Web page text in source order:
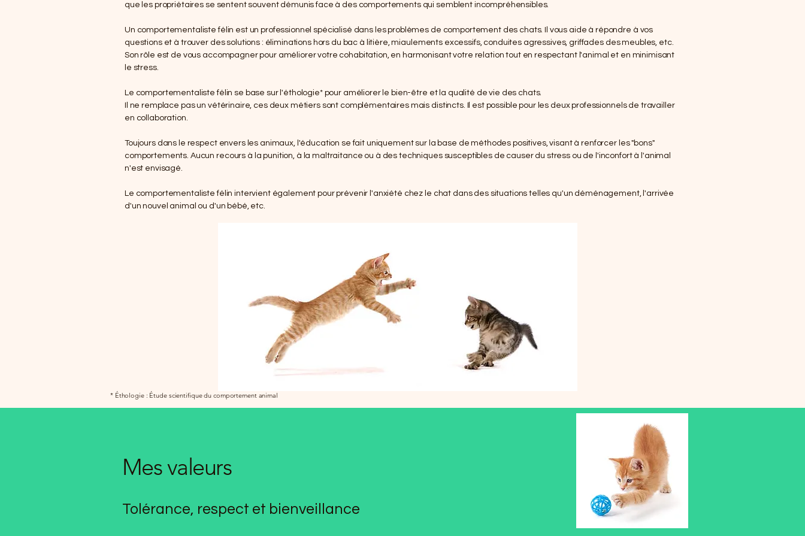
que les propriétaires se sentent souvent démunis face à des comportements qui semblent incompréhensibles.
Un comportementaliste félin est un professionnel spécialisé dans les problèmes de comportement des chats. Il vous aide à répondre à vos
questions et à trouver des solutions : éliminations hors du bac à litière, miaulements excessifs, conduites agressives, griffades des meubles, etc.
Son rôle est de vous accompagner pour améliorer votre cohabitation, en harmonisant votre relation tout en respectant l'animal et en minimisant
le stress.
Le comportementaliste félin se base sur l'éthologie* pour améliorer le bien-être et la qualité de vie des chats.
Il ne remplace pas un vétérinaire, ces deux métiers sont complémentaires mais distincts. Il est possible pour les deux professionnels de travailler
en collaboration.
Toujours dans le respect envers les animaux, l'éducation se fait uniquement sur la base de méthodes positives, visant à renforcer les "bons"
comportements. Aucun recours à la punition, à la maltraitance ou à des techniques susceptibles de causer du stress ou de l'inconfort à l'animal
n'est envisagé.
Le comportementaliste félin intervient également pour prévenir l'anxiété chez le chat dans des situations telles qu'un déménagement, l'arrivée
d'un nouvel animal ou d'un bébé, etc.
* Éthologie : Étude scientifique du comportement animal
Mes valeurs
Tolérance, respect et bienveillance